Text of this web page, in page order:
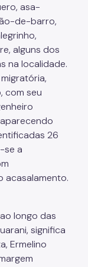
asa-
de-barro,
alguns dos
na localidade.
com seu
26
se a
acasalamento.
longo das
significa
Ermelino